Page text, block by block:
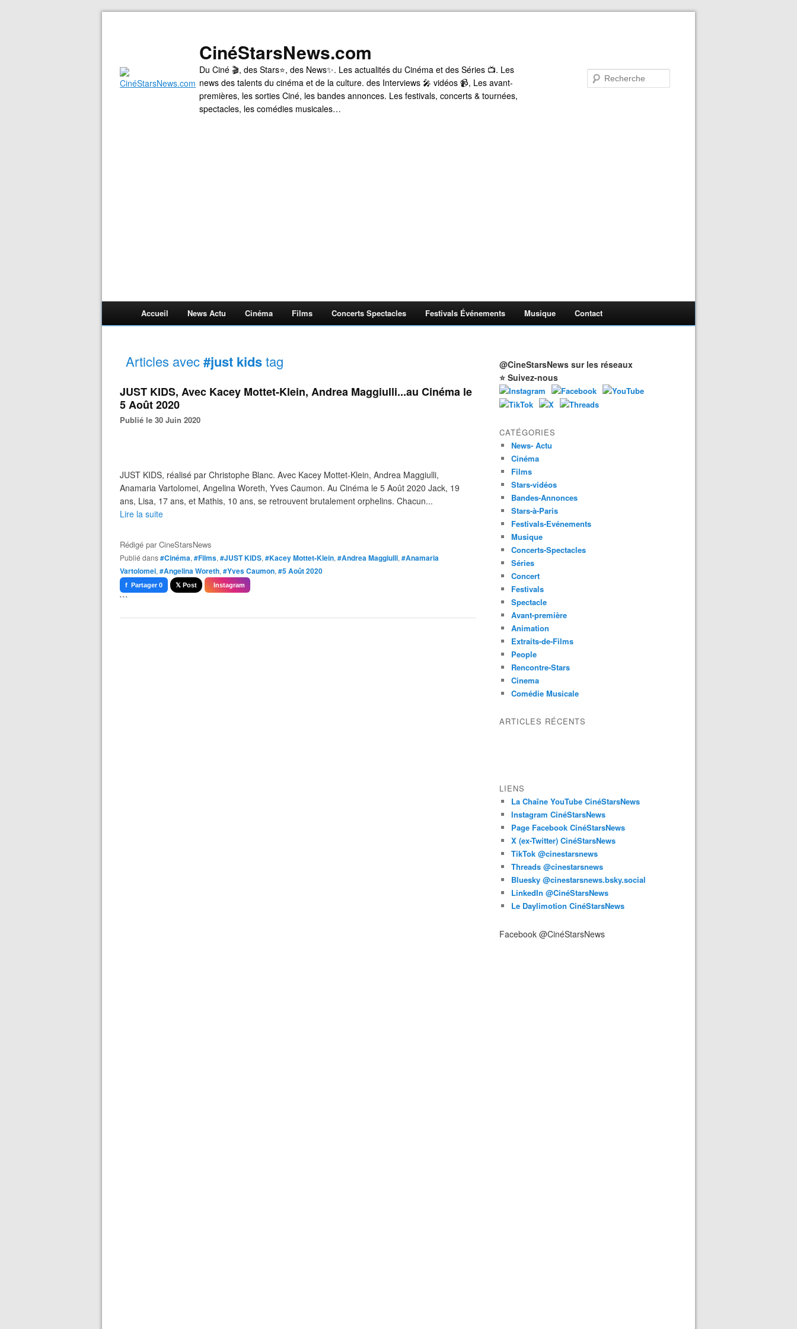
CinéStarsNews.com
Du Ciné 🎬, des Stars⭐, des News✨. Les actualités du Cinéma et des Séries 📺. Les
news des talents du cinéma et de la culture. des Interviews 🎤 vidéos 📹, Les avant-
premières, les sorties Ciné, les bandes annonces. Les festivals, concerts & tournées,
spectacles, les comédies musicales…
Accueil News Actu Cinéma Films Concerts Spectacles Festivals Événements Musique Contact
Articles avec#just kidstag
JUST KIDS, Avec Kacey Mottet-Klein, Andrea Maggiulli...au Cinéma le
5 Août 2020
Publié le 30 Juin 2020
JUST KIDS, réalisé par Christophe Blanc. Avec Kacey Mottet-Klein, Andrea Maggiulli,
Anamaria Vartolomei, Angelina Woreth, Yves Caumon. Au Cinéma le 5 Août 2020 Jack, 19
ans, Lisa, 17 ans, et Mathis, 10 ans, se retrouvent brutalement orphelins. Chacun...
Lire la suite
Rédigé parCineStarsNews
Publié dans#Cinéma, #Films, #JUST KIDS, #Kacey Mottet-Klein, #Andrea Maggiulli, #Anamaria
Vartolomei, #Angelina Woreth, #Yves Caumon, #5 Août 2020
f Partager 0 𝕏 Post Instagram
```
@CineStarsNews sur les réseaux
⭐ Suivez-nous
CATÉGORIES
News- Actu
Cinéma
Films
Stars-vidéos
Bandes-Annonces
Stars-à-Paris
Festivals-Evénements
Musique
Concerts-Spectacles
Séries
Concert
Festivals
Spectacle
Avant-première
Animation
Extraits-de-Films
People
Rencontre-Stars
Cinema
Comédie Musicale
ARTICLES RÉCENTS
LIENS
La Chaîne YouTube CinéStarsNews
Instagram CinéStarsNews
Page Facebook CinéStarsNews
X (ex-Twitter) CinéStarsNews
TikTok @cinestarsnews
Threads @cinestarsnews
Bluesky @cinestarsnews.bsky.social‬
LinkedIn @CinéStarsNews
Le Daylimotion CinéStarsNews
Facebook @CinéStarsNews